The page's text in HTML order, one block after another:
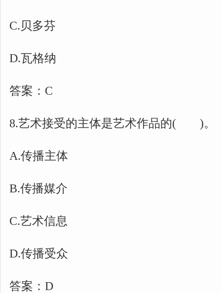
C.贝多芬
D.瓦格纳
答案：C
8.艺术接受的主体是艺术作品的( )。
A.传播主体
B.传播媒介
C.艺术信息
D.传播受众
答案：D